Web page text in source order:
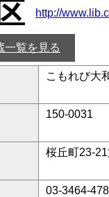
http://
一覧を見る
こもれび大
150-0031
桜丘町23-
03-3464-